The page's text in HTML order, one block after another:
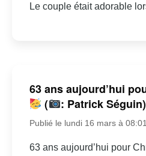
Le couple était adorable
63 ans aujourd’hui
(
: Patrick Séguin)
Publié le lundi 16 mars à 08:01
63 ans aujourd’hui pour